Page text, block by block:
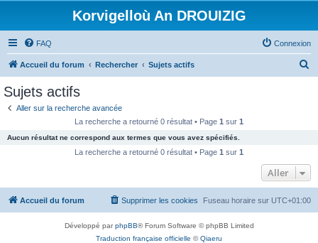
Korvigelloù An DROUIZIG
FAQ Connexion
Accueil du forum Rechercher Sujets actifs
c
e
Sujets actifs
Aller sur la recherche avancée
La recherche a retourné 0 résultat • Page 1 sur 1
Aucun résultat ne correspond aux termes que vous avez spécifiés.
La recherche a retourné 0 résultat • Page 1 sur 1
Aller
Accueil du forum Fuseau horaire sur UTC+01:00
Supprimer les cookies
Développé parphpBB® Forum Software © phpBB Limited
Traduction française officielle ©Qiaeru